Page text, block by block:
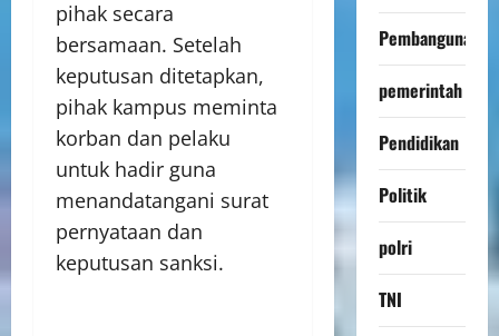
pihak secara
bersamaan. Setelah
keputusan ditetapkan,
pihak kampus meminta
korban dan pelaku
untuk hadir guna
menandatangani surat
pernyataan dan
keputusan sanksi.
Pembangunan
pemerintah
Pendidikan
Politik
polri
TNI